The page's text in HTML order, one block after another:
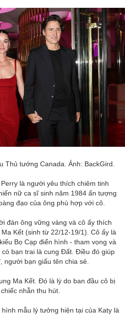
Thủ tướng Canada. Ảnh: BackGird.
là người yêu thích chiêm tinh
nữ ca sĩ sinh năm 1984 ấn tượng
đạo của ông phù hợp với cô.
đàn ông vững vàng và cô ấy thích
Kết (sinh từ 22/12-19/1). Cô ấy là
Bọ Cạp điển hình - tham vọng và
bạn trai là cung Đất. Điều đó giúp
bạn giấu tên chia sẻ.
Ma Kết. Đó là lý do ban đầu cô bị
nhẫn thu hút.
mẫu lý tưởng hiện tại của Katy là